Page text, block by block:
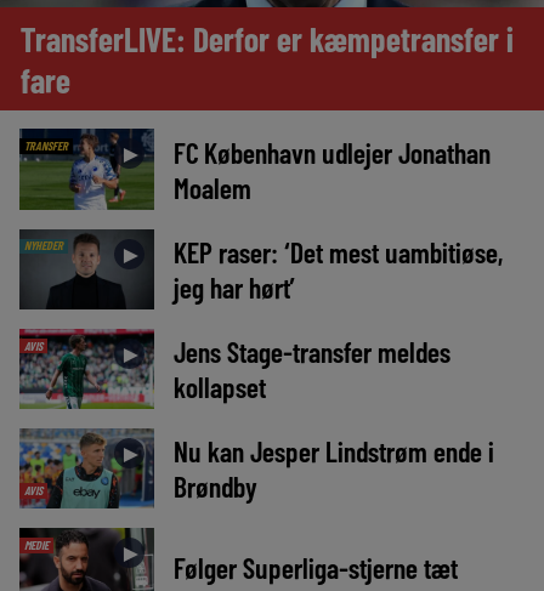
TransferLIVE: Derfor er kæmpetransfer i
fare
TRANSFER ►
FC København udlejer Jonathan
Moalem
NYHEDER ►
KEP raser: ‘Det mest uambitiøse,
jeg har hørt’
AVIS ►
Jens Stage-transfer meldes
kollapset
AVIS
►
Nu kan Jesper Lindstrøm ende i
Brøndby
MEDIE ► Følger Superliga-stjerne tæt